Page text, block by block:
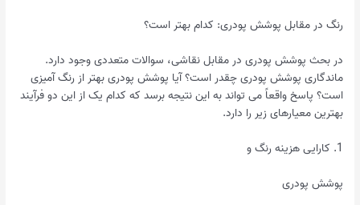
رنگ در مقابل پوشش پودری: کدام بهتر است؟
در بحث پوشش پودری در مقابل نقاشی، سوالات متعددی وجود دارد.
ماندگاری پوشش پودری چقدر است؟ آیا پوشش پودری بهتر از رنگ آمیزی
است؟ پاسخ واقعاً می تواند به این نتیجه برسد که کدام یک از این دو فرآیند
بهترین معیارهای زیر را دارد.
1. کارایی هزینه رنگ و
پوشش پودری